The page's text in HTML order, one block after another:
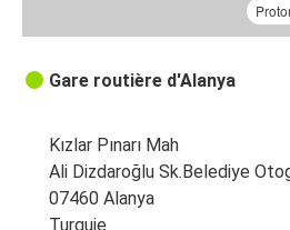
Gare routière d'Alanya
Kızlar Pınarı Mah
Ali Dizdaroğlu Sk.Belediye
07460 Alanya
Turquie